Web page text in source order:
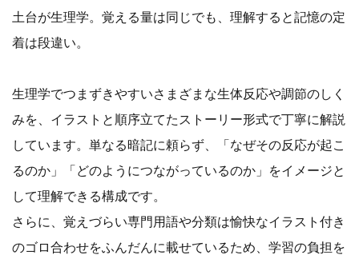
土台が生理学。覚える量は同じでも、理解すると記憶の定
着は段違い。
生理学でつまずきやすいさまざまな生体反応や調節のしく
みを、イラストと順序立てたストーリー形式で丁寧に解説
しています。単なる暗記に頼らず、「なぜその反応が起こ
るのか」「どのようにつながっているのか」をイメージと
して理解できる構成です。
さらに、覚えづらい専門用語や分類は愉快なイラスト付き
のゴロ合わせをふんだんに載せているため、学習の負担を